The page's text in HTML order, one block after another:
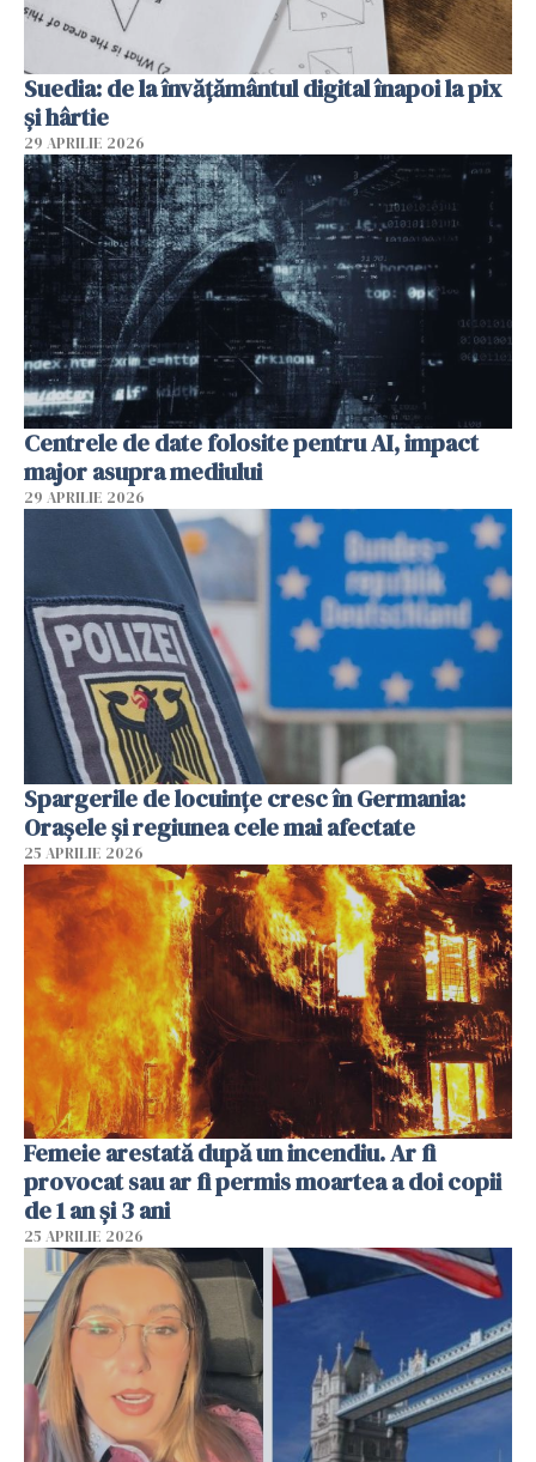
Suedia: de la învățământul digital înapoi la pix
și hârtie
29 APRILIE 2026
Centrele de date folosite pentru AI, impact
major asupra mediului
29 APRILIE 2026
Spargerile de locuințe cresc în Germania:
Orașele și regiunea cele mai afectate
25 APRILIE 2026
Femeie arestată după un incendiu. Ar fi
provocat sau ar fi permis moartea a doi copii
de 1 an și 3 ani
25 APRILIE 2026